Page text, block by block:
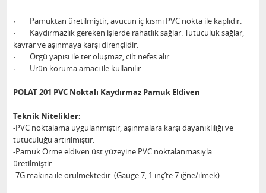
· Pamuktan üretilmiştir, avucun iç kısmı PVC nokta ile kaplıdır.
· Kaydırmazlık gereken işlerde rahatlık sağlar. Tutuculuk sağlar,
kavrar ve aşınmaya karşı dirençlidir.
· Örgü yapısı ile ter oluşmaz, cilt nefes alır.
· Ürün koruma amacı ile kullanılır.
POLAT 201 PVC Noktalı Kaydırmaz Pamuk Eldiven
Teknik Nitelikler:
-PVC noktalama uygulanmıştır, aşınmalara karşı dayanıklılığı ve
tutuculuğu artırılmıştır.
-Pamuk Örme eldiven üst yüzeyine PVC noktalanmasıyla
üretilmiştir.
-7G makina ile örülmektedir. (Gauge 7, 1 inç’te 7 iğne/ilmek).